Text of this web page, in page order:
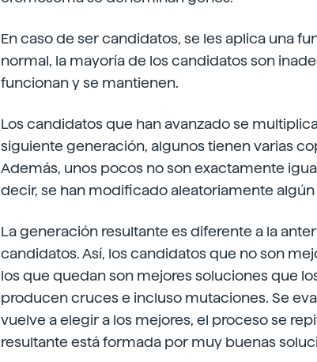
En caso de ser candidatos, se les aplica una
normal, la mayoría de los candidatos son
funcionan y se mantienen.
Los candidatos que han avanzado se
siguiente generación, algunos tienen varias
Además, unos pocos no son exactamente
decir, se han modificado aleatoriamente algún
La generación resultante es diferente a la
candidatos. Así, los candidatos que no son
los que quedan son mejores soluciones que
producen cruces e incluso mutaciones. Se
vuelve a elegir a los mejores, el proceso se
resultante está formada por muy buenas